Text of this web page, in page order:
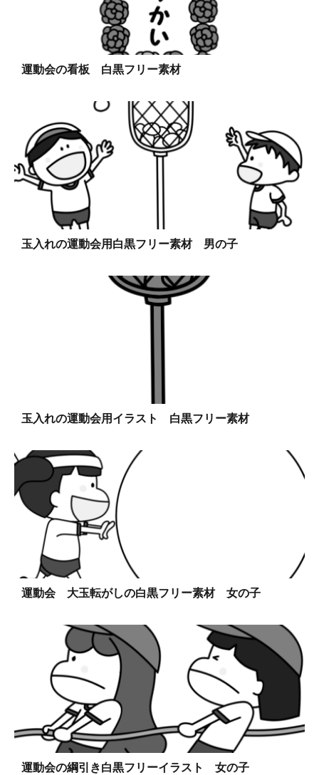
運動会の看板 白黒フリー素材
玉入れの運動会用白黒フリー素材 男の子
玉入れの運動会用イラスト 白黒フリー素材
運動会 大玉転がしの白黒フリー素材 女の子
運動会の綱引き白黒フリーイラスト 女の子